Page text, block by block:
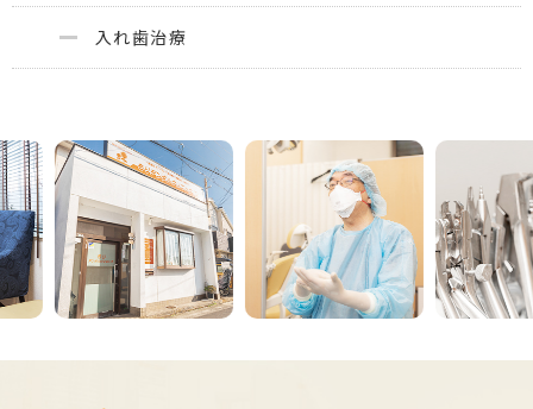
入れ歯治療
Previous Next